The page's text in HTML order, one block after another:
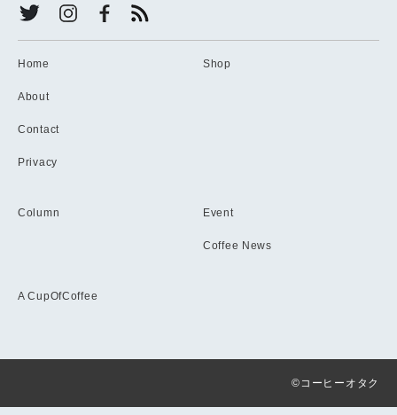
Home
About
Contact
Privacy
Shop
Column Event
Coffee News
A CupOfCoffee
©コーヒーオタク